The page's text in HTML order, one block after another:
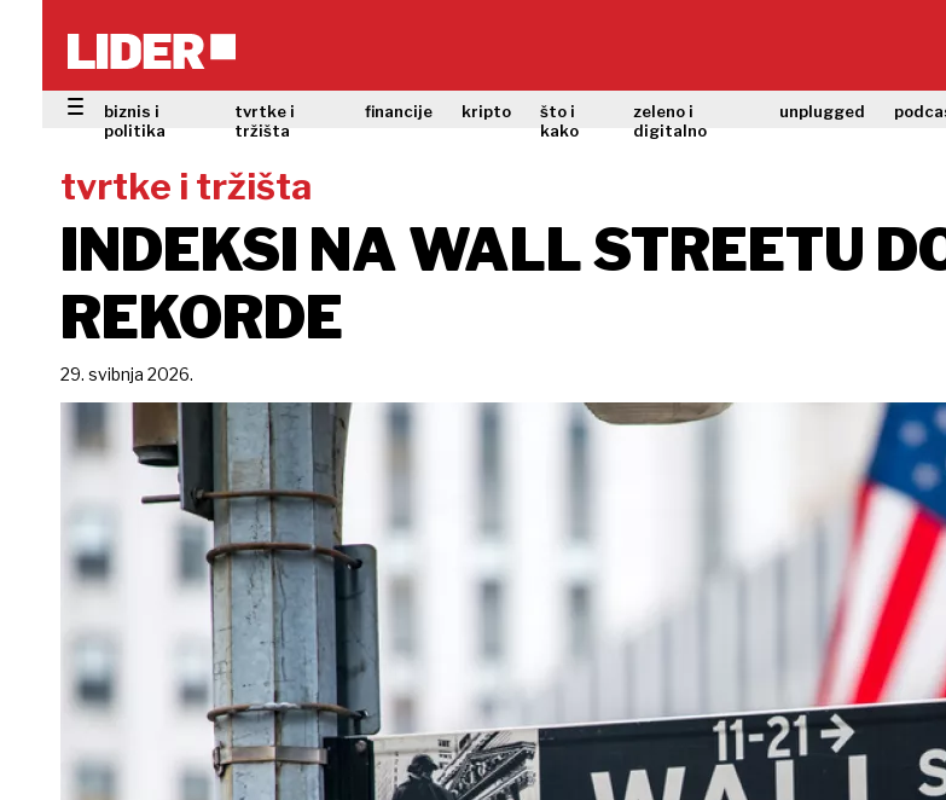
biznis i
politika
tvrtke i
tržišta
financije kripto
što i
kako
zeleno i
digitalno
unplugged
tvrtke i tržišta
INDEKSI NA WALL STREETU
REKORDE
29. svibnja 2026.